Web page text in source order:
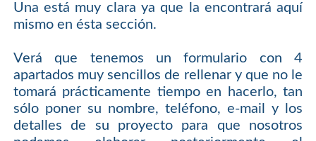
Una está muy clara ya que la encontrará aquí
mismo en ésta sección.
Verá que tenemos un formulario con 4
apartados muy sencillos de rellenar y que no le
tomará prácticamente tiempo en hacerlo, tan
sólo poner su nombre, teléfono, e-mail y los
detalles de su proyecto para que nosotros